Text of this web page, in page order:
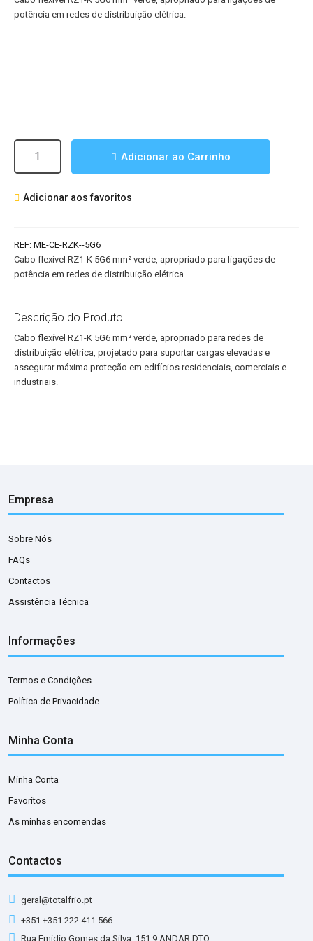
potência em redes de distribuição elétrica.
RZ1-
mm²
Verde
Adicionar ao Carrinho
Adicionar aos favoritos
REF: ME-CE-RZK--5G6
Cabo flexível RZ1-K 5G6 mm² verde, apropriado para ligações de
potência em redes de distribuição elétrica.
Descrição do Produto
Cabo flexível RZ1-K 5G6 mm² verde, apropriado para redes de
distribuição elétrica, projetado para suportar cargas elevadas e
assegurar máxima proteção em edifícios residenciais, comerciais e
industriais.
Empresa
Sobre Nós
FAQs
Contactos
Assistência Técnica
Informações
Termos e Condições
Política de Privacidade
Minha Conta
Minha Conta
Favoritos
As minhas encomendas
Contactos
geral@totalfrio.pt
+351 +351 222 411 566
Rua Emídio Gomes da Silva, 151 9 ANDAR DTO